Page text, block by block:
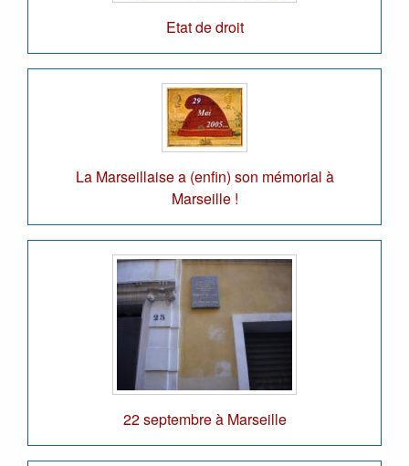
Etat de droit
La Marseillaise a (enfin) son mémorial à
Marseille !
22 septembre à Marseille